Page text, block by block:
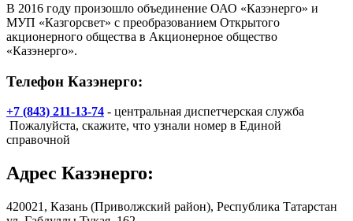
В 2016 году произошло объединение ОАО «Казэнерго» и
МУП «Казгорсвет» с преобразованием Открытого
акционерного общества в Акционерное общество
«Казэнерго».
Телефон Казэнерго:
+7 (843) 211-13-74 - центральная диспетчерская служба
Пожалуйста, скажите, что узнали номер в Единой
справочной
Адрес Казэнерго:
420021, Казань (Приволжский район), Республика Татарстан